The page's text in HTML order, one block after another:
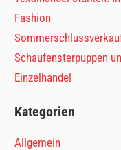
Fashion
Schaufensterpuppen
Einzelhandel
Kategorien
Allgemein